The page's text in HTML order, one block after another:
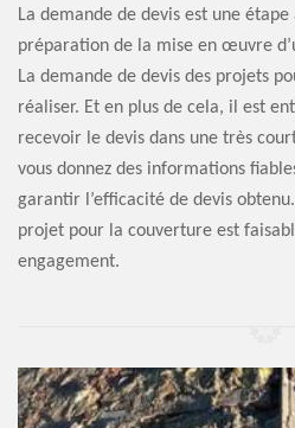
La demande de devis est une
préparation de la mise en œuvre
La demande de devis des projets
réaliser. Et en plus de cela, il est
recevoir le devis dans une très
vous donnez des informations
garantir l’efficacité de devis
projet pour la couverture est
engagement.